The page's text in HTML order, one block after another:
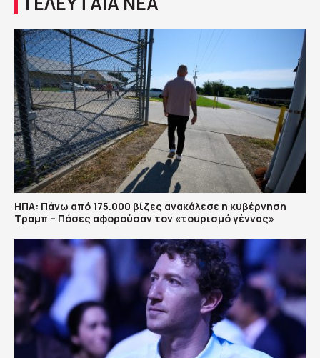
ΗΠΑ: Πάνω από 175.000 βίζες ανακάλεσε η κυβέρνηση
Τραμπ – Πόσες αφορούσαν τον «τουρισμό γέννας»